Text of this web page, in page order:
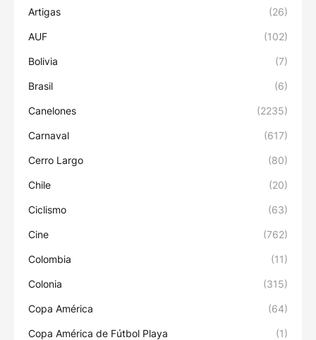
Artigas (26)
AUF (102)
Bolivia (7)
Brasil (6)
Canelones (2235)
Carnaval (617)
Cerro Largo (80)
Chile (20)
Ciclismo (63)
Cine (762)
Colombia (11)
Colonia (315)
Copa América (64)
Copa América de Fútbol Playa (1)